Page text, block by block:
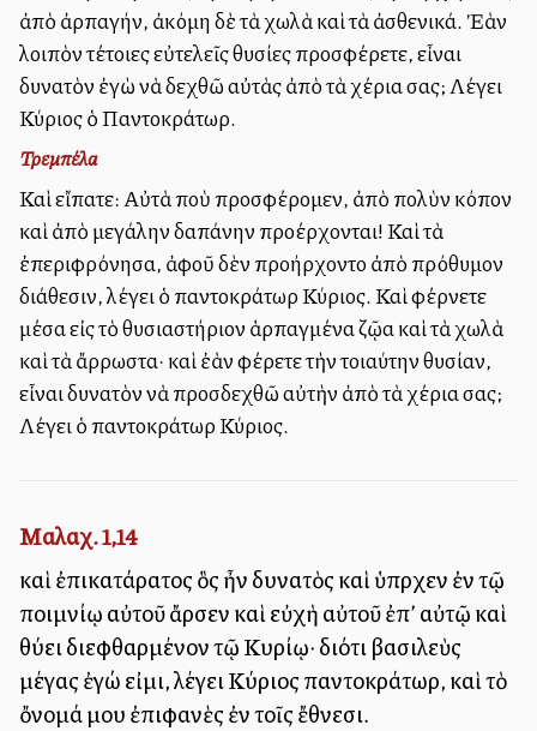
ἀπὸ ἀρπαγήν, ἀκόμη δὲ τὰ χωλὰ καὶ τὰ ἀσθενικά. Ἐὰν
λοιπὸν τέτοιες εὐτελεῖς θυσίες προσφέρετε, εἶναι
δυνατὸν ἐγὼ νὰ δεχθῶ αὐτὰς ἀπὸ τὰ χέρια σας; Λέγει
Κύριος ὁ Παντοκράτωρ.
Τρεμπέλα
Καὶ εἴπατε: Αὐτὰ ποὺ προσφέρομεν, ἀπὸ πολὺν κόπον
καὶ ἀπὸ μεγάλην δαπάνην προέρχονται! Καὶ τὰ
ἐπεριφρόνησα, ἀφοῦ δὲν προήρχοντο ἀπὸ πρόθυμον
διάθεσιν, λέγει ὁ παντοκράτωρ Κύριος. Καὶ φέρνετε
μέσα εἰς τὸ θυσιαστήριον ἁρπαγμένα ζῷα καὶ τὰ χωλὰ
καὶ τὰ ἄρρωστα· καὶ ἐὰν φέρετε τὴν τοιαύτην θυσίαν,
εἶναι δυνατὸν νὰ προσδεχθῶ αὐτὴν ἀπὸ τὰ χέρια σας;
Λέγει ὁ παντοκράτωρ Κύριος.
Μαλαχ. 1,14
καὶ ἐπικατάρατος ὃς ἦν δυνατὸς καὶ ὑπῆρχεν ἐν τῷ
ποιμνίῳ αὐτοῦ ἄρσεν καὶ εὐχὴ αὐτοῦ ἐπ’ αὐτῷ καὶ
θύει διεφθαρμένον τῷ Κυρίῳ· διότι βασιλεὺς
μέγας ἐγώ εἰμι, λέγει Κύριος παντοκράτωρ, καὶ τὸ
ὄνομά μου ἐπιφανὲς ἐν τοῖς ἔθνεσι.